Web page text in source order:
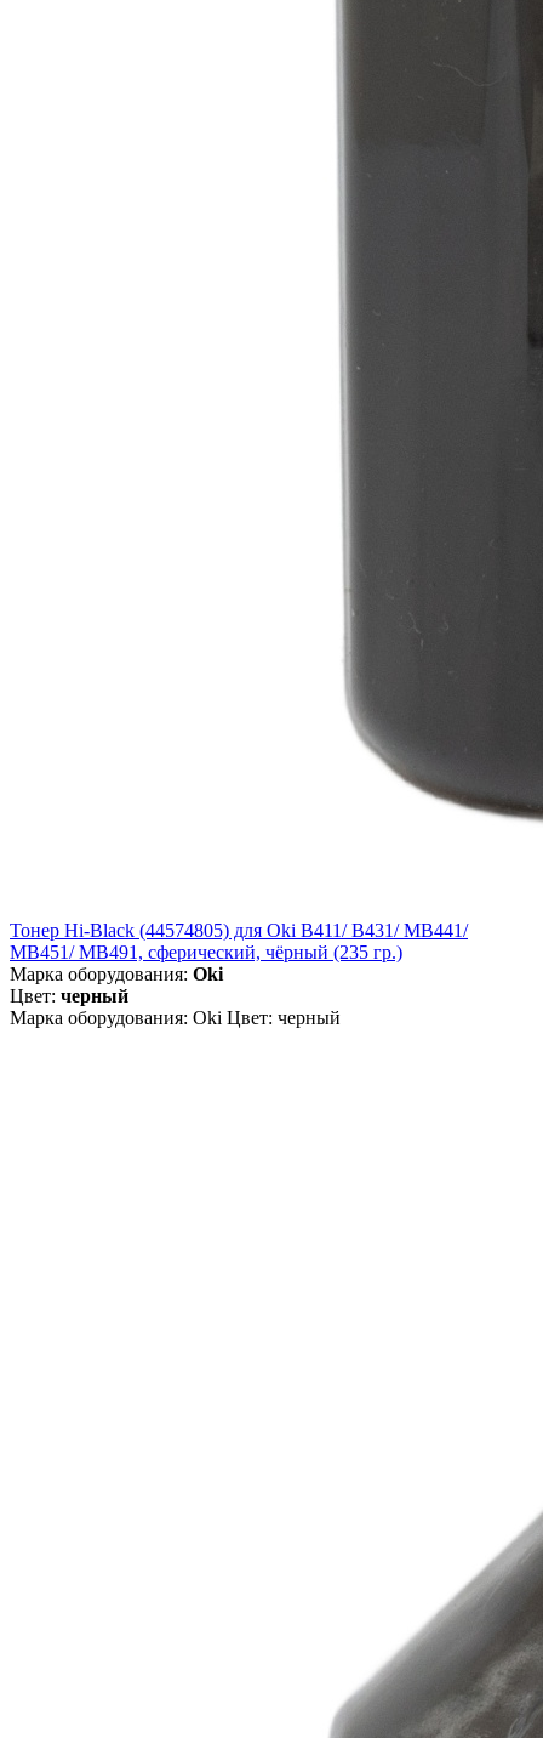
Тонер Hi-Black (44574805) для Oki B411/ B431/ MB441/
MB451/ MB491, сферический, чёрный (235 гр.)
Марка оборудования: Oki
Цвет: черный
Марка оборудования: Oki Цвет: черный